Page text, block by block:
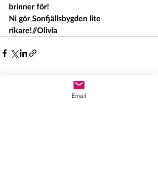
brinner för!
Ni gör Sonfjällsbygden lite
rikare!//Olivia
Email